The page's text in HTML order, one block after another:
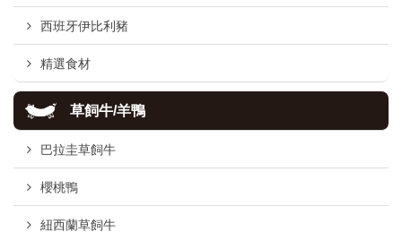
西班牙伊比利豬
精選食材
草飼牛/羊鴨
巴拉圭草飼牛
櫻桃鴨
紐西蘭草飼牛